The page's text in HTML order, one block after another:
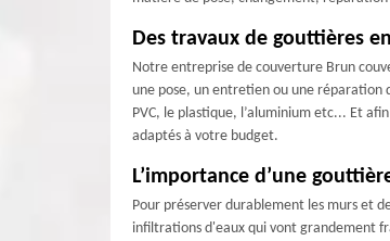
Des travaux de gouttières
Notre entreprise de couverture Brun
une pose, un entretien ou une réparation
PVC, le plastique, l’aluminium etc... Et
adaptés à votre budget.
L’importance d’une
Pour préserver durablement les murs et
infiltrations d'eaux qui vont grandement